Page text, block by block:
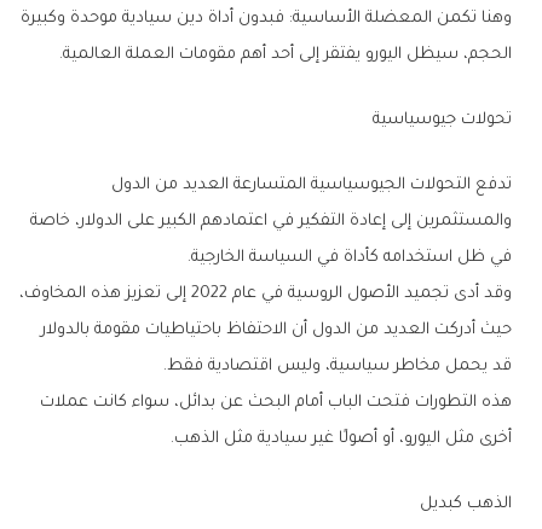
وهنا تكمن المعضلة الأساسية: فبدون أداة دين سيادية موحدة وكبيرة
الحجم، سيظل اليورو يفتقر إلى أحد أهم مقومات العملة العالمية.
تحولات جيوسياسية
تدفع التحولات الجيوسياسية المتسارعة العديد من الدول
والمستثمرين إلى إعادة التفكير في اعتمادهم الكبير على الدولار، خاصة
في ظل استخدامه كأداة في السياسة الخارجية.
وقد أدى تجميد الأصول الروسية في عام 2022 إلى تعزيز هذه المخاوف،
حيث أدركت العديد من الدول أن الاحتفاظ باحتياطيات مقومة بالدولار
قد يحمل مخاطر سياسية، وليس اقتصادية فقط.
هذه التطورات فتحت الباب أمام البحث عن بدائل، سواء كانت عملات
أخرى مثل اليورو، أو أصولًا غير سيادية مثل الذهب.
الذهب كبديل